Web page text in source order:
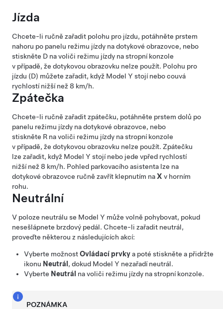
Jízda
Chcete-li ručně zařadit polohu pro jízdu, potáhněte prstem
nahoru po panelu režimu jízdy na dotykové obrazovce, nebo
stiskněte D na voliči režimu jízdy nastropní konzole
v případě, že dotykovou obrazovku nelze použít. Polohu pro
jízdu (D) můžete zařadit, když Model Y stojí nebo couvá
rychlostí nižší než 8 km/h.
Zpátečka
Chcete-li ručně zařadit zpátečku, potáhněte prstem dolů po
panelu režimu jízdy na dotykové obrazovce, nebo
stiskněte R na voliči režimu jízdy nastropní konzole
v případě, že dotykovou obrazovku nelze použít. Zpátečku
lze zařadit, když Model Y stojí nebo jede vpřed rychlostí
nižší než 8 km/h. Pohled parkovacího asistenta lze na
dotykové obrazovce ručně zavřít klepnutím naX v horním
rohu.
Neutrální
V poloze neutrálu se Model Y může volně pohybovat, pokud
nesešlápnete brzdový pedál. Chcete-li zařadit neutrál,
proveďte některou z následujících akcí:
Vyberte možnostOvládací prvkya poté stiskněte a přidržte
ikonu Neutrál , dokud Model Y nezařadí neutrál.
Vyberte Neutrál na voliči režimu jízdy nastropní konzole.
POZNÁMKA